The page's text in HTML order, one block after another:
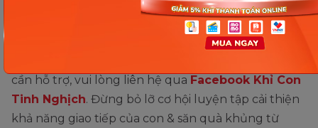
5. Thông tin liên hệ
cần hỗ trợ, vui lòng liên hệ qua Facebook Khỉ Con
Tinh Nghịch. Đừng bỏ lỡ cơ hội luyện tập cải thiện
khả năng giao tiếp của con & săn quà khủng từ